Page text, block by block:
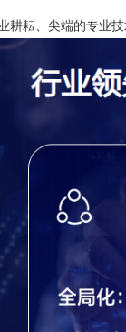
耕耘、尖端的专业